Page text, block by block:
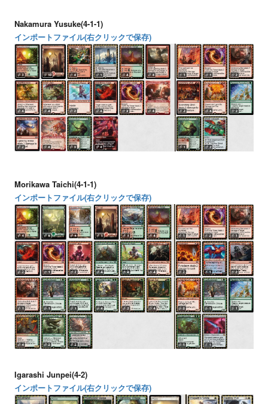
Nakamura Yusuke(4-1-1)
インポートファイル(右クリックで保存)
Morikawa Taichi(4-1-1)
インポートファイル(右クリックで保存)
Igarashi Junpei(4-2)
インポートファイル(右クリックで保存)